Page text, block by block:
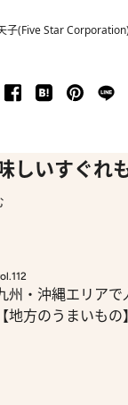
子(Five Star
しいすぐれ
州・沖縄エリアで
【地方のうまいも